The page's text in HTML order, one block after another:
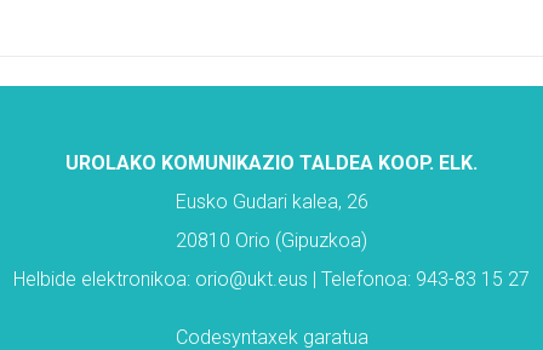
UROLAKO KOMUNIKAZIO TALDEA KOOP. ELK.
Eusko Gudari kalea, 26
20810 Orio (Gipuzkoa)
Helbide elektronikoa: orio@ukt.eus | Telefonoa: 943-83 15 27
Codesyntaxek garatua